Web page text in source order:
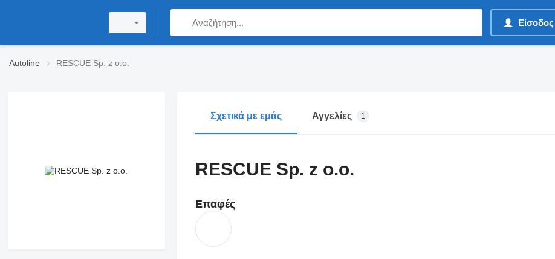
Autoline RESCUE Sp. z o.o.
Σχετικά με εμάς Αγγελίες 1
RESCUE Sp. z o.o.
Επαφές